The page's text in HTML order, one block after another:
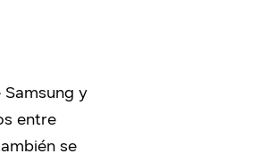
y
entre
se